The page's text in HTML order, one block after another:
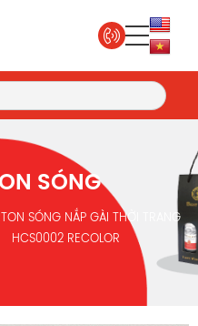
SÓNG
SÓNG NẮP GÀI THỜI TRANG
HCS0002 RECOLOR